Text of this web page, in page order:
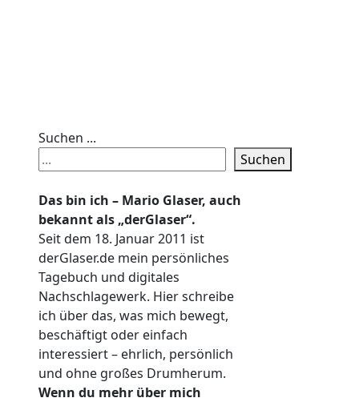
Suchen ...
Suchen
Das bin ich – Mario Glaser, auch
bekannt als „derGlaser“.
Seit dem 18. Januar 2011 ist
derGlaser.de mein persönliches
Tagebuch und digitales
Nachschlagewerk. Hier schreibe
ich über das, was mich bewegt,
beschäftigt oder einfach
interessiert – ehrlich, persönlich
und ohne großes Drumherum.
Wenn du mehr über mich